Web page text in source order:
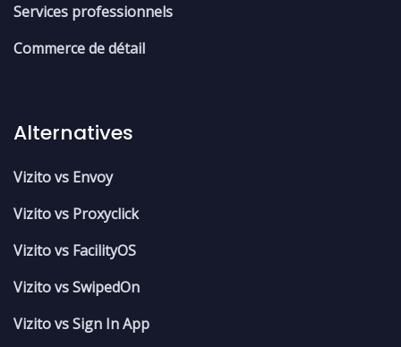
Services professionnels
Commerce de détail
Alternatives
Vizito vs Envoy
Vizito vs Proxyclick
Vizito vs FacilityOS
Vizito vs SwipedOn
Vizito vs Sign In App